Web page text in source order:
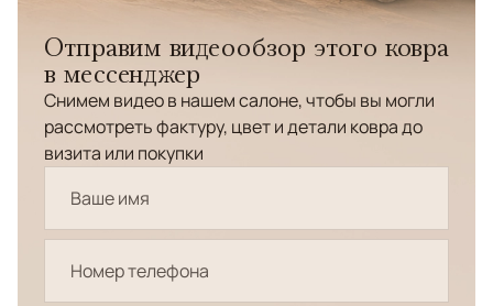
Отправим видеообзор этого ковра
в мессенджер
Снимем видео в нашем салоне, чтобы вы могли
рассмотреть фактуру, цвет и детали ковра до
визита или покупки